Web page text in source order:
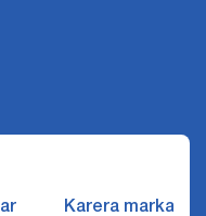
Karera markazi